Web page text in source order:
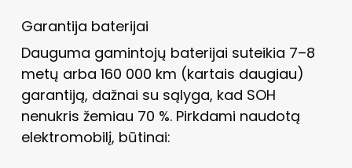
Garantija baterijai
Dauguma gamintojų baterijai suteikia 7–8
metų arba 160 000 km (kartais daugiau)
garantiją, dažnai su sąlyga, kad SOH
nenukris žemiau 70 %. Pirkdami naudotą
elektromobilį, būtinai: